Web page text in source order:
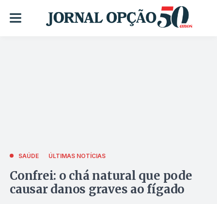
SAÚDE ÚLTIMAS NOTÍCIAS
Confrei: o chá natural que pode
causar danos graves ao fígado